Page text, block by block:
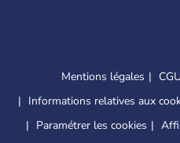
Mentions légales CGU
Informations relatives aux
Paramétrer les cookies